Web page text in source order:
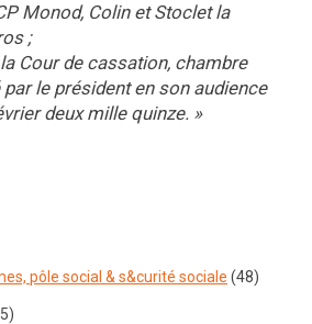
Monod, Colin et Stoclet la
;
Cour de cassation, chambre
le président en son audience
deux mille quinze. »
pôle social & s&curité sociale (48)